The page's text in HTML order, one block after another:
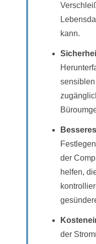
kann.
der
helfen,
der